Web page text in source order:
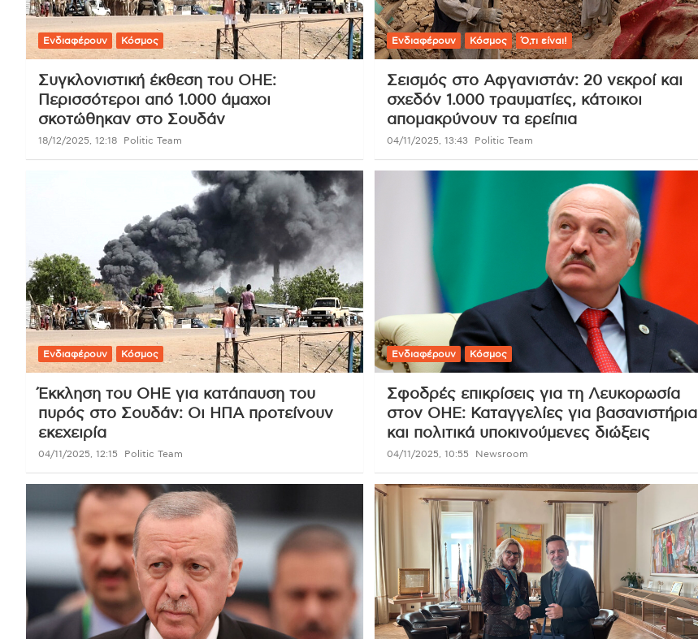
Ενδιαφέρουν Κόσμος
Συγκλονιστική έκθεση του ΟΗΕ:
Περισσότεροι από 1.000 άμαχοι
σκοτώθηκαν στο Σουδάν
18/12/2025, 12:18 Politic Team
Ενδιαφέρουν Κόσμος Ό,τι είναι!
Σεισμός στο Αφγανιστάν: 20 νεκροί και
σχεδόν 1.000 τραυματίες, κάτοικοι
απομακρύνουν τα ερείπια
04/11/2025, 13:43 Politic Team
Ενδιαφέρουν Κόσμος
Έκκληση του ΟΗΕ για κατάπαυση του
πυρός στο Σουδάν: Οι ΗΠΑ προτείνουν
εκεχειρία
04/11/2025, 12:15 Politic Team
Ενδιαφέρουν Κόσμος
Σφοδρές επικρίσεις για τη Λευκορωσία
στον ΟΗΕ: Καταγγελίες για βασανιστήρια
και πολιτικά υποκινούμενες διώξεις
04/11/2025, 10:55 Newsroom